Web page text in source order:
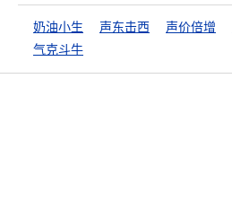
奶油小生 声东击西 声价倍增
气克斗牛